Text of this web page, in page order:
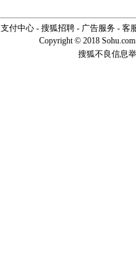
支付中心- 搜狐招聘- 广告服务- 客
Copyright © 2018
搜狐不良信息